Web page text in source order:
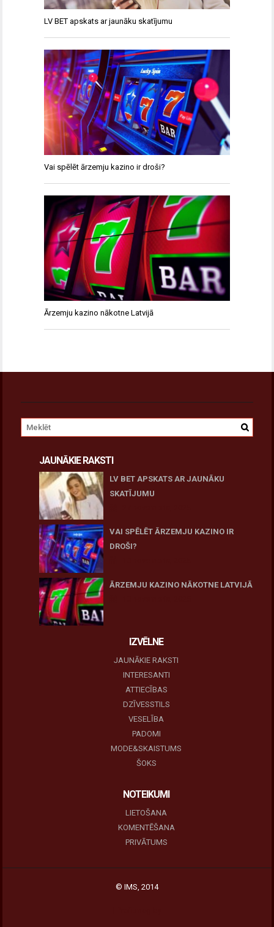
LV BET apskats ar jaunāku skatījumu
Vai spēlēt ārzemju kazino ir droši?
Ārzemju kazino nākotne Latvijā
JAUNĀKIE RAKSTI
LV BET APSKATS AR JAUNĀKU
SKATĪJUMU
VAI SPĒLĒT ĀRZEMJU KAZINO IR
DROŠI?
ĀRZEMJU KAZINO NĀKOTNE LATVIJĀ
IZVĒLNE
JAUNĀKIE RAKSTI
INTERESANTI
ATTIECĪBAS
DZĪVESSTILS
VESELĪBA
PADOMI
MODE&SKAISTUMS
ŠOKS
NOTEIKUMI
LIETOŠANA
KOMENTĒŠANA
PRIVĀTUMS
© IMS, 2014